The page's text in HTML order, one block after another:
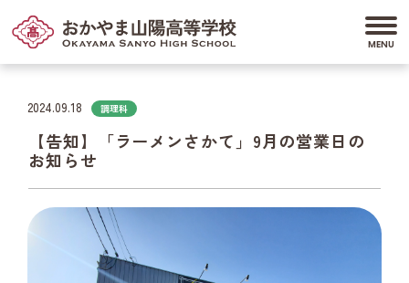
2024.09.18 調理科
【告知】「ラーメンさかて」9月の営業日の
お知らせ